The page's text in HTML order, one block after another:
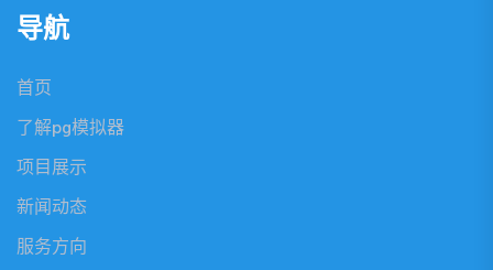
导航
首页
了解pg模拟器
项目展示
新闻动态
服务方向